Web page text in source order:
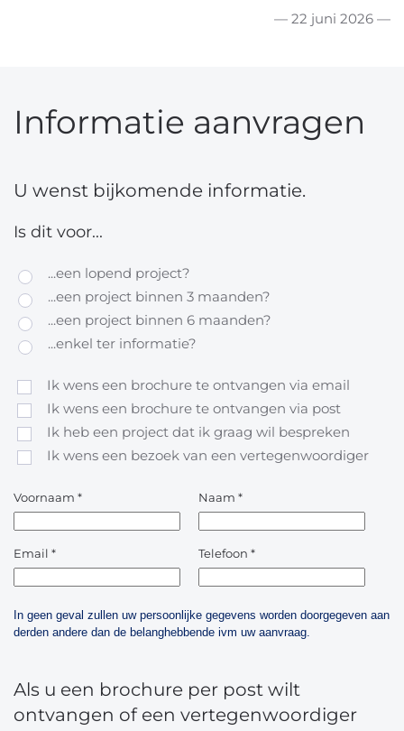
— 22 juni 2026 —
Informatie aanvragen
U wenst bijkomende informatie.
Is dit voor...
...een lopend project?
...een project binnen 3 maanden?
...een project binnen 6 maanden?
...enkel ter informatie?
Ik wens een brochure te ontvangen via email
Ik wens een brochure te ontvangen via post
Ik heb een project dat ik graag wil bespreken
Ik wens een bezoek van een vertegenwoordiger
Voornaam * Naam *
Email * Telefoon *
In geen geval zullen uw persoonlijke gegevens worden doorgegeven aan
derden andere dan de belanghebbende ivm uw aanvraag.
Als u een brochure per post wilt
ontvangen of een vertegenwoordiger